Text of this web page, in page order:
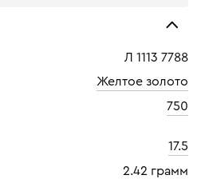
Л 1113 7788
Желтое золото
750
17.5
2.42 грамм